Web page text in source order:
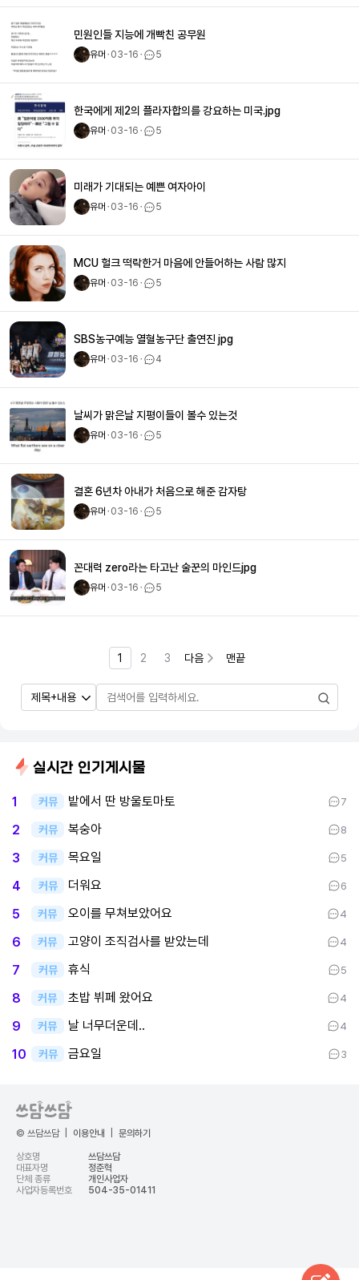
민원인들 지능에 개빡친 공무원
유머 ㆍ03-16ㆍ 5
한국에게 제2의 플라자합의를 강요하는 미국.jpg
유머 ㆍ03-16ㆍ 5
미래가 기대되는 예쁜 여자아이
유머 ㆍ03-16ㆍ 5
MCU 헐크 떡락한거 마음에 안들어하는 사람 많지
유머 ㆍ03-16ㆍ 5
SBS농구예능 열혈농구단 출연진 jpg
유머 ㆍ03-16ㆍ 4
날씨가 맑은날 지평이들이 볼수 있는것
유머 ㆍ03-16ㆍ 5
결혼 6년차 아내가 처음으로 해준 감자탕
유머 ㆍ03-16ㆍ 5
꼰대력 zero라는 타고난 술꾼의 마인드jpg
유머 ㆍ03-16ㆍ 5
1 2 3 다음 맨끝
실시간 인기게시물
1 커뮤 밭에서 딴 방울토마토 7
2 커뮤 복숭아 8
3 커뮤 목요일 5
4 커뮤 더워요 6
5 커뮤 오이를 무쳐보았어요 4
6 커뮤 고양이 조직검사를 받았는데 4
7 커뮤 휴식 5
8 커뮤 초밥 뷔페 왔어요 4
9 커뮤 날 너무더운데.. 4
10 커뮤 금요일 3
© 쓰담쓰담 이용안내 문의하기
상호명
쓰담쓰담
대표자명
정준혁
단체 종류
개인사업자
사업자등록번호
504-35-01411